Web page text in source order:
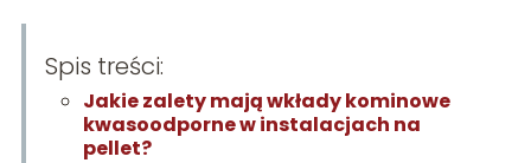
Spis treści:
Jakie zalety mają wkłady kominowe
kwasoodporne w instalacjach na
pellet?